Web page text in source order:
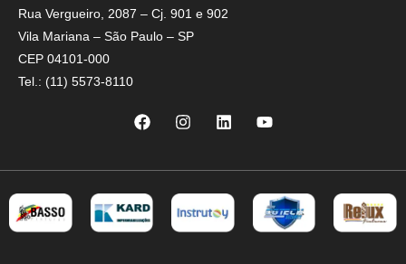
Rua Vergueiro, 2087 – Cj. 901 e 902
Vila Mariana – São Paulo – SP
CEP 04101-000
Tel.: (11) 5573-8110